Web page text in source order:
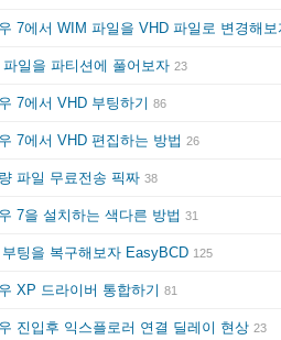
7에서 WIM 파일을 VHD 파일로 변경해보
파일을 파티션에 풀어보자 23
7에서 VHD 부팅하기 86
7에서 VHD 편집하는 방법 26
파일 무료전송 픽짜 38
7을 설치하는 색다른 방법 31
팅을 복구해보자 EasyBCD 125
XP 드라이버 통합하기 81
진입후 익스플로러 연결 딜레이 현상 23